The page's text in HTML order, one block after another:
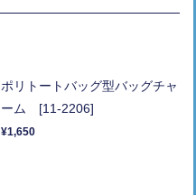
ポリトートバッグ型バッグチャ
ーム [11-2206]
¥1,650